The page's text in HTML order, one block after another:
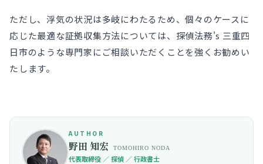
ただし、浮気の状況は多岐にわたるため、個々のケースに
応じた最適な証拠収集方法については、探偵法務's 三重四
日市のような専門家にご相談いただくことを強くお勧めい
たします。
AUTHOR
野田 知宏 TOMOHIRO NODA
代表取締役 ／ 探偵 ／ 行政書士